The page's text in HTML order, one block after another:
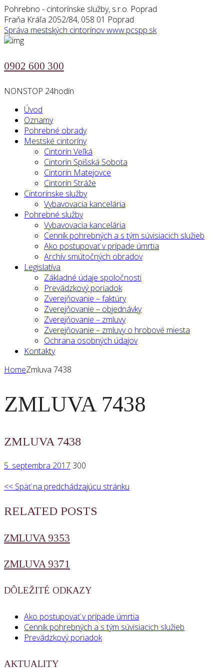
Pohrebno - cintorínske služby, s.r.o. Poprad
Fraňa Kráľa 2052/84, 058 01 Poprad
Správa mestských cintorínovwww.pcspp.sk
0902 600 300
NONSTOP 24hodín
Úvod
Oznamy
Pohrebné obrady
Mestské cintoríny
Cintorín Veľká
Cintorín Spišská Sobota
Cintorín Matejovce
Cintorín Stráže
Cintorínske služby
Vybavovacia kancelária
Pohrebné služby
Vybavovacia kancelária
Cenník pohrebných a s tým súvisiacich služieb
Ako postupovať v prípade úmrtia
Archív smútočných obradov
Legislatíva
Základné údaje spoločnosti
Prevádzkový poriadok
Zverejňovanie – faktúry
Zverejňovanie – objednávky
Zverejňovanie – zmluvy
Zverejňovanie – zmluvy o hrobové miesta
Ochrana osobných údajov
Kontakty
HomeZmluva 7438
ZMLUVA 7438
ZMLUVA 7438
5. septembra 2017 300
<< Späť na predchádzajúcu stránku
RELATED POSTS
ZMLUVA 9353
ZMLUVA 9371
DÔLEŽITÉ ODKAZY
Ako postupovať v prípade úmrtia
Cenník pohrebných a s tým súvisiacich služieb
Prevádzkový poriadok
AKTUALITY